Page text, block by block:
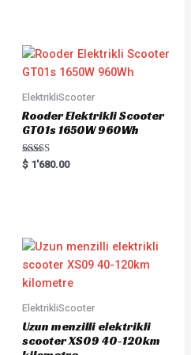
u
t
f
ElektrikliScooter
Rooder Elektrikli Scooter
GT01s 1650W 960Wh
Rated
5.00
$ 1'680.00
ElektrikliScooter
Uzun menzilli elektrikli
scooter XS09 40-120km